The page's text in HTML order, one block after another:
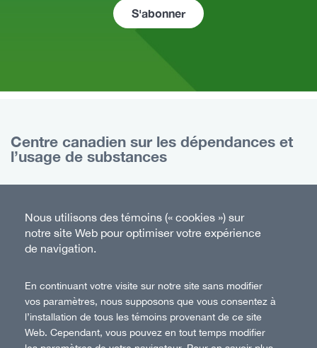
Nous utilisons des témoins (« cookies ») sur
notre site Web pour optimiser votre expérience
de navigation.
En continuant votre visite sur notre site sans modifier
vos paramètres, nous supposons que vous consentez à
l’installation de tous les témoins provenant de ce site
Web. Cependant, vous pouvez en tout temps modifier
S'abonner
Centre canadien sur les dépendances et
l’usage de substances
K1P 5E7 Canada
Suivez-nous TwitterInstagram
Facebook
LinkedIn